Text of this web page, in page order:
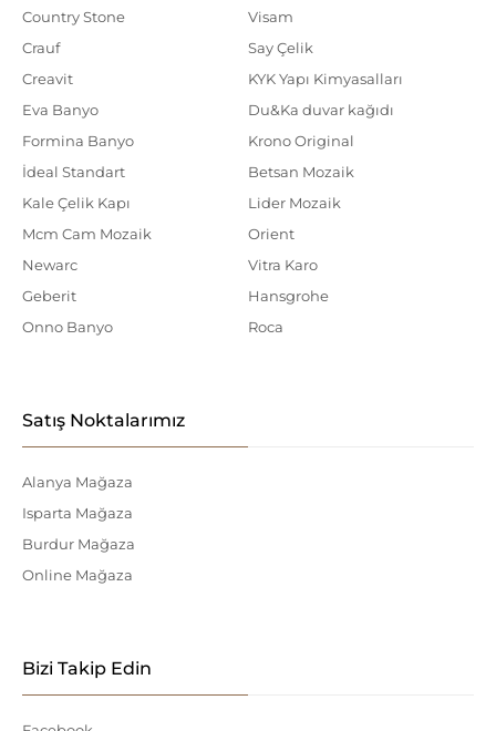
Country Stone
Crauf
Creavit
Eva Banyo
Formina Banyo
İdeal Standart
Kale Çelik Kapı
Mcm Cam Mozaik
Newarc
Geberit
Onno Banyo
Visam
Say Çelik
KYK Yapı Kimyasalları
Du&Ka duvar kağıdı
Krono Original
Betsan Mozaik
Lider Mozaik
Orient
Vitra Karo
Hansgrohe
Roca
Satış Noktalarımız
Alanya Mağaza
Isparta Mağaza
Burdur Mağaza
Online Mağaza
Bizi Takip Edin